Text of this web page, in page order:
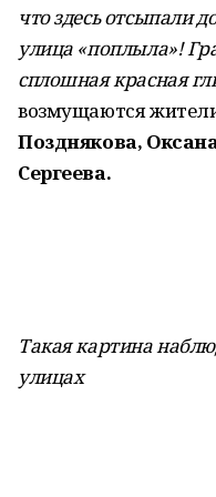
что здесь отсыпали
улица «поплыла»!
сплошная красная
возмущаются
Позднякова,
Сергеева.
Такая картина
улицах